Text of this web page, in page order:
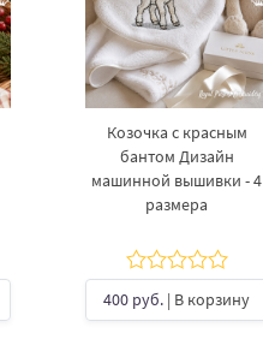
Козочка с красным
бантом Дизайн
машинной вышивки - 4
размера
400 руб. | В корзину